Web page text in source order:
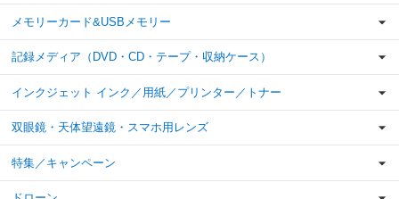
メモリーカード&USBメモリー
記録メディア（DVD・CD・テープ・収納ケース）
インクジェット インク／用紙／プリンター／トナー
双眼鏡・天体望遠鏡・スマホ用レンズ
特集／キャンペーン